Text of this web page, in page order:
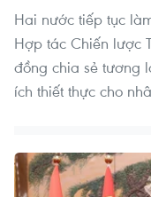
Hai nước tiếp tục
Hợp tác Chiến lược
đồng chia sẻ tương
ích thiết thực cho